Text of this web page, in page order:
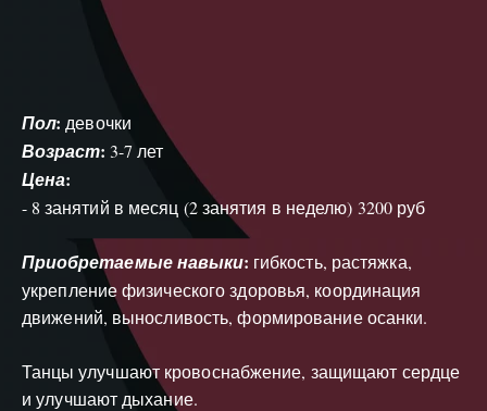
Пол: девочки
Возраст: 3-7 лет
Цена:
- 8 занятий в месяц (2 занятия в неделю) 3200 руб
Приобретаемые навыки: гибкость, растяжка,
укрепление физического здоровья, координация
движений, выносливость, формирование осанки.
Танцы улучшают кровоснабжение, защищают сердце
и улучшают дыхание.